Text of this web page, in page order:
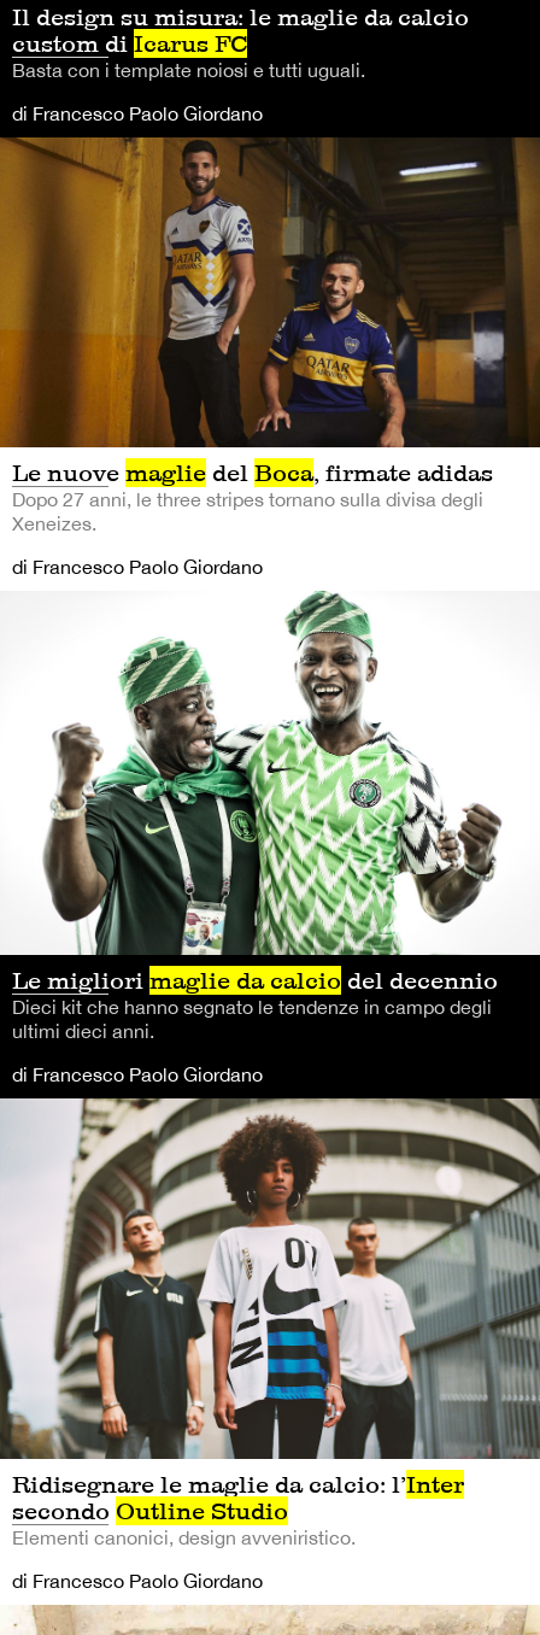
Il design su misura: le maglie da calcio
custom di Icarus FC
Basta con i template noiosi e tutti uguali.
di Francesco Paolo Giordano
Le nuove maglie del Boca, firmate adidas
Dopo 27 anni, le three stripes tornano sulla divisa degli
Xeneizes.
di Francesco Paolo Giordano
Le migliori maglie da calcio del decennio
Dieci kit che hanno segnato le tendenze in campo degli
ultimi dieci anni.
di Francesco Paolo Giordano
Ridisegnare le maglie da calcio: l’Inter
secondo Outline Studio
Elementi canonici, design avveniristico.
di Francesco Paolo Giordano